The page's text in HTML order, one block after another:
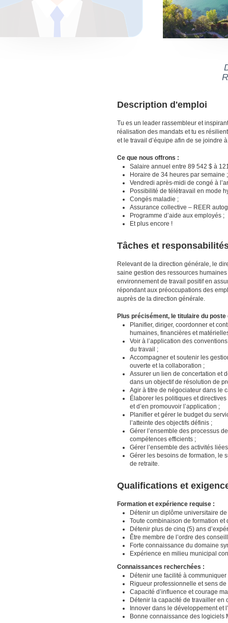
Description d'emploi
Tu es un leader rassembleur et
réalisation des mandats et tu es
et le travail d’équipe afin de se joindre
Ce que nous offrons :
Salaire annuel entre 89 542 $ à
Horaire de 34 heures par semaine
Vendredi après-midi de congé à
Possibilité de télétravail en mode
Congés maladie ;
Assurance collective – REER
Programme d’aide aux employés ;
Et plus encore !
Tâches et
Relevant de la direction générale, le
saine gestion des ressources
environnement de travail positif en
répondant aux préoccupations des
auprès de la direction générale.
Plus précisément, le titulaire du
Planifier, diriger, coordonner et
humaines, financières et
Voir à l’application des
du travail ;
Accompagner et soutenir les
ouverte et la collaboration ;
Assurer un lien de concertation et
dans un objectif de résolution de
Agir à titre de négociateur dans le
Élaborer les politiques et
et d’en promouvoir l’application ;
Planifier et gérer le budget du
l’atteinte des objectifs définis ;
Gérer l’ensemble des processus
compétences efficients ;
Gérer l’ensemble des activités
Gérer les besoins de formation, le
de retraite.
Qualifications et
Formation et expérience requise :
Détenir un diplôme universitaire
Toute combinaison de formation
Détenir plus de cinq (5) ans
Être membre de l’ordre des
Forte connaissance du domaine
Expérience en milieu municipal
Connaissances recherchées :
Détenir une facilité à
Rigueur professionnelle et sens de
Capacité d’influence et courage
Détenir la capacité de travailler
Innover dans le développement et
Bonne connaissance des logiciels